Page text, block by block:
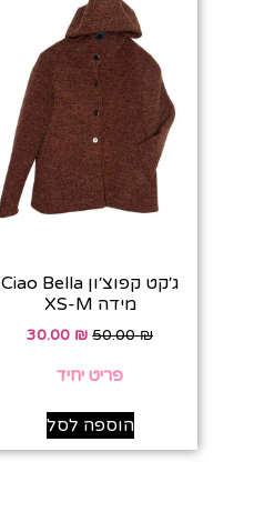
ג׳קט קפוצ׳ון Ciao Bella
מידה XS-M
50.00₪
30.00 ₪
פריט יחיד
הוספה לסל